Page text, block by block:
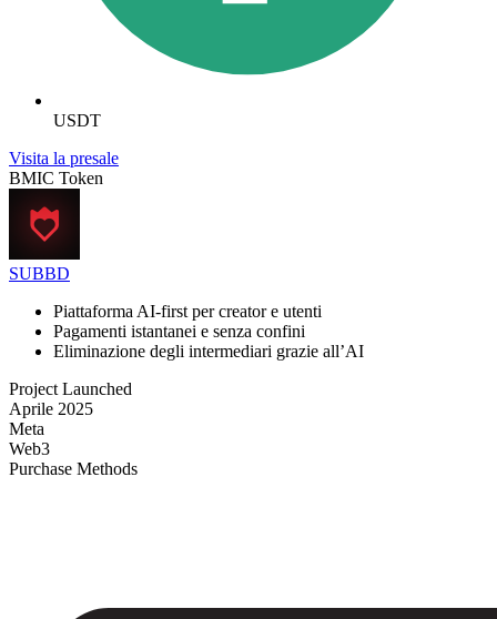
USDT
Visita la presale
BMIC Token
SUBBD
Piattaforma AI-first per creator e utenti
Pagamenti istantanei e senza confini
Eliminazione degli intermediari grazie all’AI
Project Launched
Aprile 2025
Meta
Web3
Purchase Methods